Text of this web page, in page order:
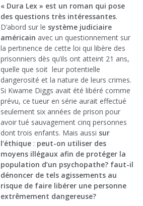
« Dura Lex » est un roman qui pose
des questions très intéressantes.
D’abord sur le système judiciaire
américain avec un questionnement sur
la pertinence de cette loi qui libère des
prisonniers dès qu’ils ont atteint 21 ans,
quelle que soit leur potentielle
dangerosité et la nature de leurs crimes.
Si Kwame Diggs avait été libéré comme
prévu, ce tueur en série aurait effectué
seulement six années de prison pour
avoir tué sauvagement cinq personnes
dont trois enfants. Mais aussi sur
l’éthique : peut-on utiliser des
moyens illégaux afin de protéger la
population d’un psychopathe? faut-il
dénoncer de tels agissements au
risque de faire libérer une personne
extrêmement dangereuse?